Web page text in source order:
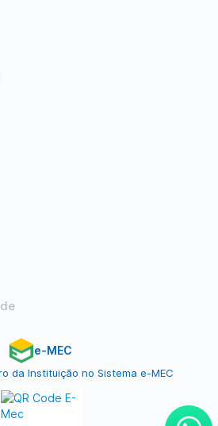
e-MEC
da Instituição no Sistema e-MEC